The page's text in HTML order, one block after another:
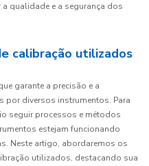
qualidade e a segurança dos
calibração utilizados
garante a precisão e a
por diversos instrumentos. Para
seguir processos e métodos
estejam funcionando
Neste artigo, abordaremos os
utilizados, destacando sua